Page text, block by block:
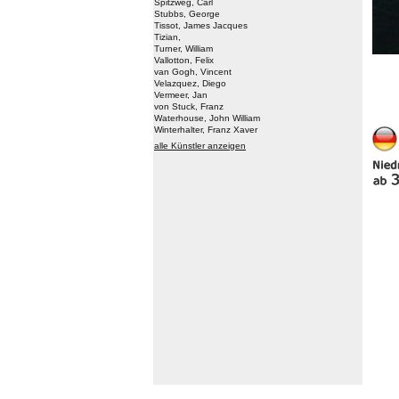
Spitzweg, Carl
Stubbs, George
Tissot, James Jacques
Tizian,
Turner, William
Vallotton, Felix
van Gogh, Vincent
Velazquez, Diego
Vermeer, Jan
von Stuck, Franz
Waterhouse, John William
Winterhalter, Franz Xaver
alle Künstler anzeigen